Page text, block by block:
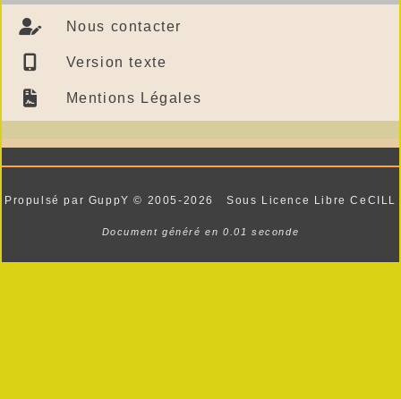
Nous contacter
Version texte
Mentions Légales
Propulsé par GuppY© 2005-2026 Sous Licence Libre CeCILL
Document généré en 0.01 seconde